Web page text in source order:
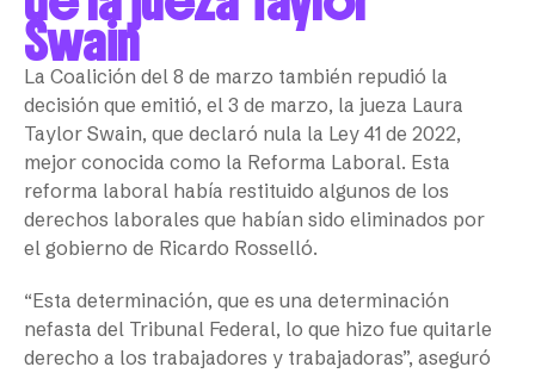
Swain
La Coalición del 8 de marzo también repudió la
decisión que emitió, el 3 de marzo, la jueza Laura
Taylor Swain, que declaró nula la Ley 41 de 2022,
mejor conocida como la Reforma Laboral. Esta
reforma laboral había restituido algunos de los
derechos laborales que habían sido eliminados por
el gobierno de Ricardo Rosselló.
“Esta determinación, que es una determinación
nefasta del Tribunal Federal, lo que hizo fue quitarle
derecho a los trabajadores y trabajadoras”, aseguró